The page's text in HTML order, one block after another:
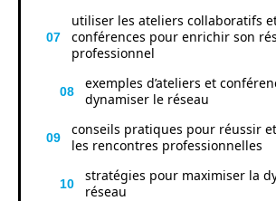
utiliser les ateliers collaboratifs
conférences pour enrichir son
professionnel
exemples d’ateliers et
dynamiser le réseau
conseils pratiques pour réussir
les rencontres professionnelles
stratégies pour maximiser la
réseau